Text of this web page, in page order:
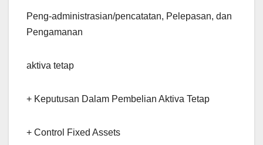
Peng-administrasian/pencatatan, Pelepasan, dan
Pengamanan
aktiva tetap
+ Keputusan Dalam Pembelian Aktiva Tetap
+ Control Fixed Assets